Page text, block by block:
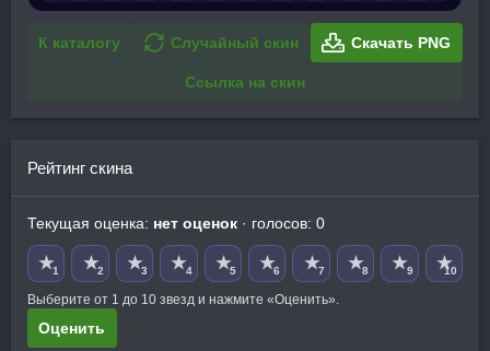
К каталогу Случайный скин Скачать PNG
Ссылка на скин
Рейтинг скина
Текущая оценка: нет оценок · голосов: 0
★1 ★2 ★3 ★4 ★5 ★6 ★7 ★8 ★9 ★10
Выберите от 1 до 10 звезд и нажмите «Оценить».
Оценить